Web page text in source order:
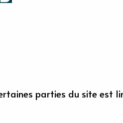
parties du site est